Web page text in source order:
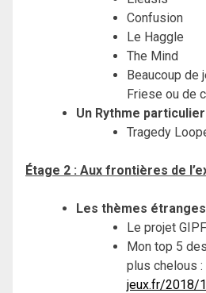
Confusion
Le Haggle
The Mind
Beaucoup de
Friese ou de
Un Rythme particulier
Tragedy
Étage 2 : Aux frontières de
Les thèmes étranges
Le projet GIPF
Mon top 5
plus chelous :
jeux.fr/2018/